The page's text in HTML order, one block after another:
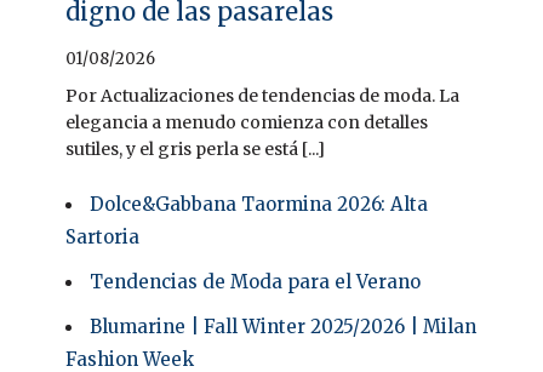
digno de las pasarelas
01/08/2026
Por Actualizaciones de tendencias de moda. La
elegancia a menudo comienza con detalles
sutiles, y el gris perla se está [...]
Dolce&Gabbana Taormina 2026: Alta
Sartoria
Tendencias de Moda para el Verano
Blumarine | Fall Winter 2025/2026 | Milan
Fashion Week